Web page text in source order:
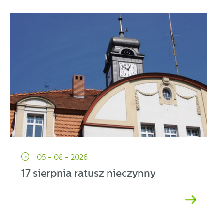
05 - 08 - 2026
17 sierpnia ratusz nieczynny
w charakterze pośredników prezentujących nasze treści w
postaci wiadomości, ofert, komunikatów mediów